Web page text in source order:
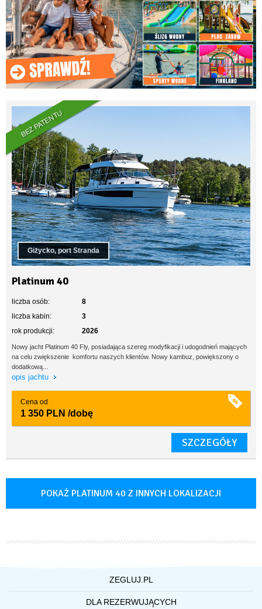
BEZ PATENTU
Giżycko, port Stranda
Platinum 40
liczba osób:
8
liczba kabin:
3
rok produkcji:
2026
Nowy jacht Platinum 40 Fly, posiadająca szereg modyfikacji i udogodnień mających
na celu zwiększenie komfortu naszych klientów. Nowy kambuz, powiększony o
dodatkową...
opis jachtu
Cena od
1 350 PLN /dobę
SZCZEGÓŁY
POKAŻ PLATINUM 40 Z INNYCH LOKALIZACJI
ZEGLUJ.PL
O NAS
DLA REZERWUJĄCYCH